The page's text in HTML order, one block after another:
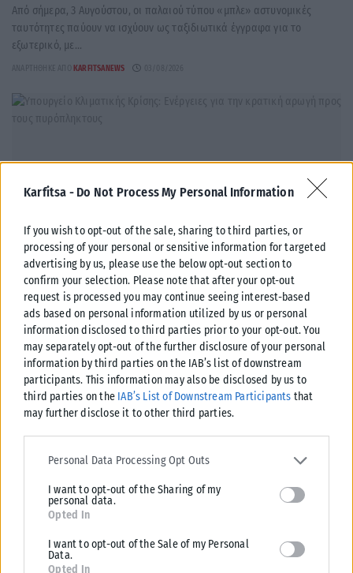
Karfitsa - Do Not Process My Personal Information
If you wish to opt-out of the sale, sharing to third parties, or
processing of your personal or sensitive information for targeted
advertising by us, please use the below opt-out section to
confirm your selection. Please note that after your opt-out
request is processed you may continue seeing interest-based
ads based on personal information utilized by us or personal
information disclosed to third parties prior to your opt-out. You
may separately opt-out of the further disclosure of your personal
information by third parties on the IAB’s list of downstream
participants. This information may also be disclosed by us to
third parties on the IAB’s List of Downstream Participants that
may further disclose it to other third parties.
Please note that this website/app uses one or more Google
services and may gather and store information including but not
deny consent to Google and its third-party tags to use your data
for below specified purposes in below Google consent section.
Personal Data Processing Opt Outs
I want to opt-out of the Sharing of my
personal data.
Opted In
I want to opt-out of the Sale of my Personal
Data.
Opted In
Από σήμερα, 3 Αυγούστου, οι παλαιού τύπου «μπλε» αστυνομικές
ταυτότητες παύουν να ισχύουν ως ταξιδιωτικά έγγραφα για το
εξωτερικό, με...
ΑΝΑΡΤΉΘΗΚΕ ΑΠΌ KARFITSANEWS
ΕΛΛΆΔΑ
Υπουργείο Κλιματικής Κρίσης: Ενέργειες για την κρατική
αρωγή προς τους πυρόπληκτους
Σε εξέλιξη βρίσκονται οι διαδικασίες κρατικής αρωγής για τις περιοχές
που επλήγησαν από τις πρόσφατες πυρκαγιές, με τις αρμόδιες αρχές...